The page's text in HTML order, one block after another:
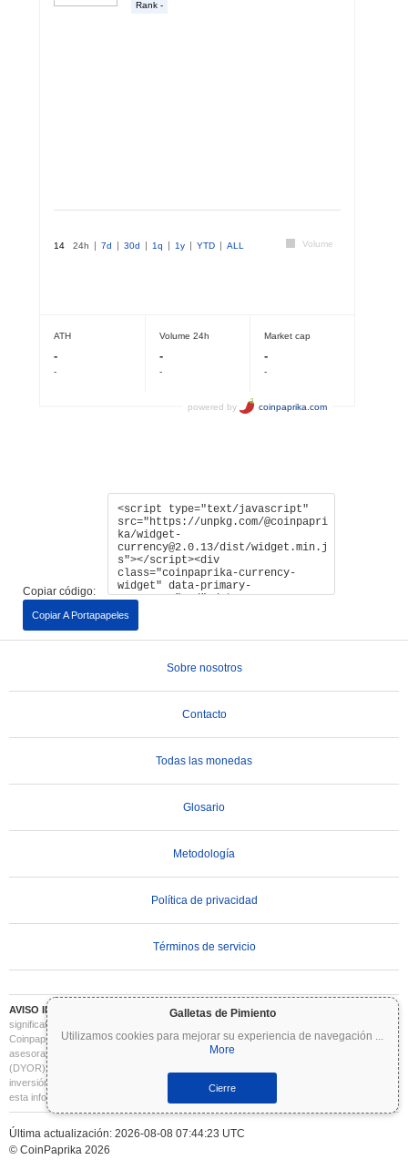
Galletas de Pimiento
Utilizamos cookies para mejorar su experiencia de navegación ...
More
Cierre
Copiar código:
Copiar A Portapapeles
Sobre nosotros
Contacto
Todas las monedas
Glosario
Metodología
Política de privacidad
Términos de servicio
AVISO IMPORTANTE:
Las criptomonedas son altamente volátiles e implican un riesgo
significativo. Puede perder parte o la totalidad de su inversión. Toda la información en
Coinpaprika se proporciona únicamente con fines informativos y no constituye
asesoramiento financiero o de inversión. Siempre realice su propia investigación
(DYOR) y consulte a un asesor financiero cualificado antes de tomar decisiones de
inversión. Coinpaprika no se hace responsable de las pérdidas derivadas del uso de
esta información.
Última actualización: 2026-08-08 07:44:23 UTC
© CoinPaprika 2026